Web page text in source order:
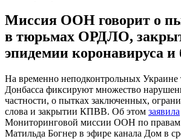
Миссия ООН говорит о
в тюрьмах ОРДЛО,
эпидемии коронавируса и
На временно неподконтрольных Украине
Донбасса фиксируют множество
частности, о пытках заключенных,
слова и закрытии КПВВ. Об этом заявила
Мониторинговой миссии ООН по правам
Матильда Богнер в эфире канала Дом в